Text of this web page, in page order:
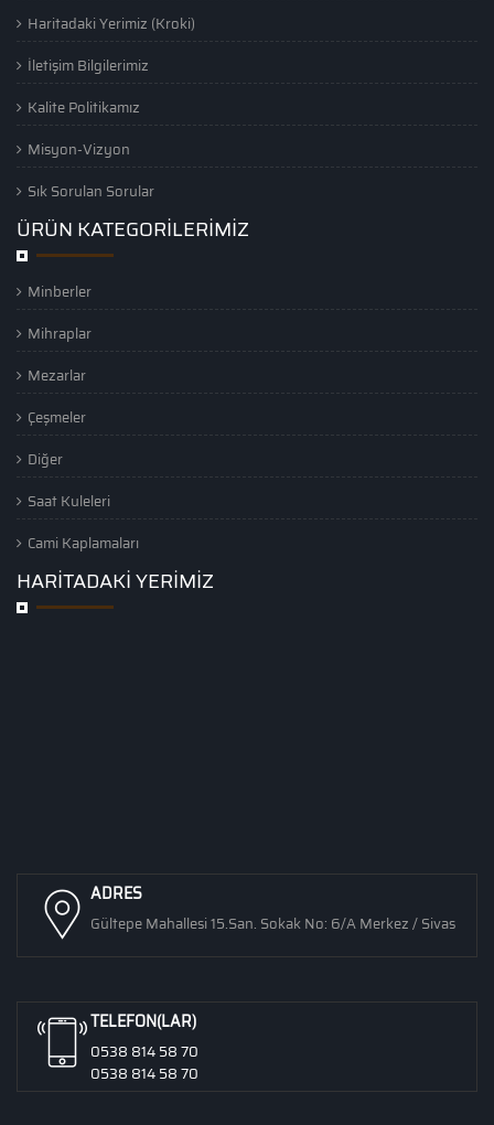
Haritadaki Yerimiz (Kroki)
İletişim Bilgilerimiz
Kalite Politikamız
Misyon-Vizyon
Sık Sorulan Sorular
ÜRÜN KATEGORİLERİMİZ
Minberler
Mihraplar
Mezarlar
Çeşmeler
Diğer
Saat Kuleleri
Cami Kaplamaları
HARİTADAKİ YERİMİZ
ADRES
Gültepe Mahallesi 15.San. Sokak No: 6/A Merkez / Sivas
TELEFON(LAR)
0538 814 58 70
0538 814 58 70